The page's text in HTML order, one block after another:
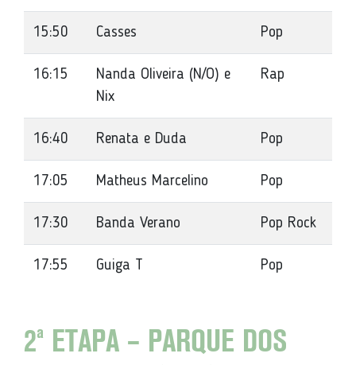
15:50 Casses Pop
16:15
Nanda Oliveira (N/O) e
Nix
Rap
16:40 Renata e Duda Pop
17:05 Matheus Marcelino Pop
17:30 Banda Verano Pop Rock
17:55 Guiga T Pop
2ª ETAPA – PARQUE DOS